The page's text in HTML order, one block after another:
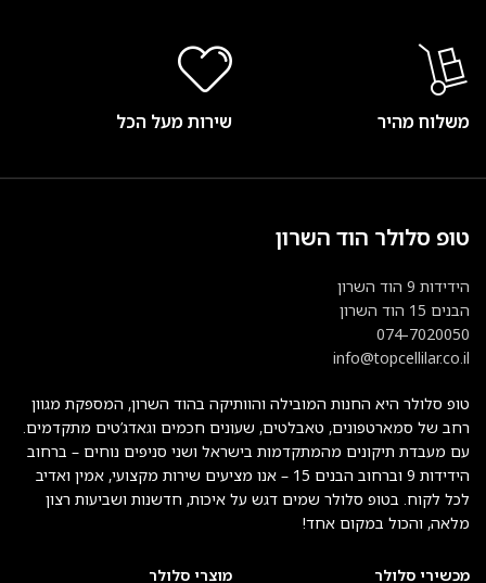
משלוח מהיר שירות מעל הכל
טופ סלולר הוד השרון
הידידות 9 הוד השרון
הבנים 15 הוד השרון
074-7020050
info@topcellilar.co.il
טופ סלולר היא החנות המובילה והוותיקה בהוד השרון, המספקת מגוון
רחב של סמארטפונים, טאבלטים, שעונים חכמים וגאדג’טים מתקדמים.
עם מעבדת תיקונים מהמתקדמות בישראל ושני סניפים נוחים – ברחוב
הידידות 9 וברחוב הבנים 15 – אנו מציעים שירות מקצועי, אמין ואדיב
לכל לקוח. בטופ סלולר שמים דגש על איכות, חדשנות ושביעות רצון
מלאה, והכול במקום אחד!
מכשירי סלולר
מוצרי סלולר